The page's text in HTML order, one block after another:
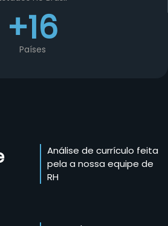
+16
Países
Análise de currículo feita
pela a nossa equipe de
RH